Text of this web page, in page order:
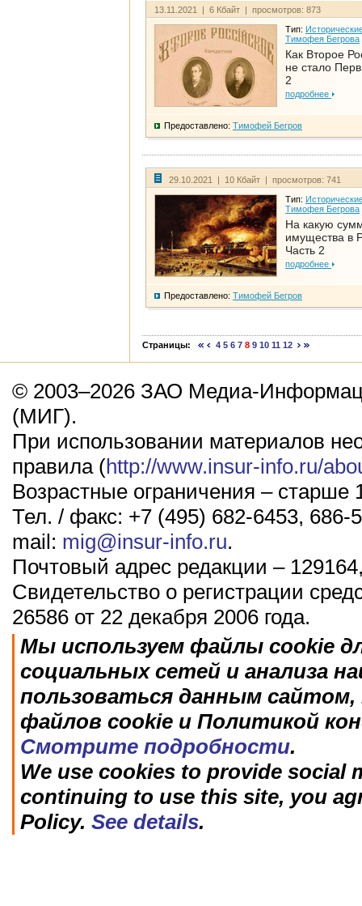
13.11.2021 | 6 Кбайт | просмотров: 873
Тип:
Тимофея Бегрова
Как Второе
не стало
2
подробнее
Предоставлено: Тимофей Бегров
29.10.2021 | 10 Кбайт | просмотров: 741
Тип:
Тимофея Бегрова
На какую
имущества в
Часть 2
подробнее
Предоставлено: Тимофей Бегров
Страницы: 4 5 6 7 8 9 10 11 12
© 2003–2026 ЗАО Медиа-
(МИГ).
При использовании материалов
правила (http://www.insur-info.ru/
Возрастные ограничения – старше
Тел. / факс: +7 (495) 682-6453, 686-
mail: mig@insur-info.ru.
Почтовый адрес редакции –
Свидетельство о регистрации
26586 от 22 декабря 2006 года.
Мы используем файлы cookie
социальных сетей и анализа
пользоваться данным
файлов cookie и Политикой
Смотрите подробности.
We use cookies to provide social
continuing to use this site, you
Policy. See details.